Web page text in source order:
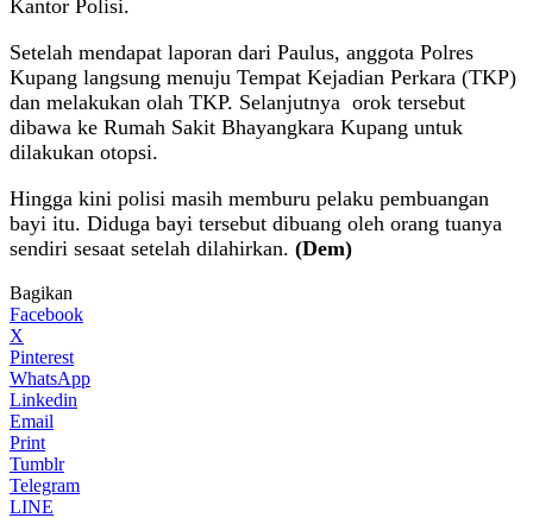
Kantor Polisi.
Setelah mendapat laporan dari Paulus, anggota Polres
Kupang langsung menuju Tempat Kejadian Perkara (TKP)
dan melakukan olah TKP. Selanjutnya orok tersebut
dibawa ke Rumah Sakit Bhayangkara Kupang untuk
dilakukan otopsi.
Hingga kini polisi masih memburu pelaku pembuangan
bayi itu. Diduga bayi tersebut dibuang oleh orang tuanya
sendiri sesaat setelah dilahirkan. (Dem)
Bagikan
Facebook
X
Pinterest
WhatsApp
Linkedin
Email
Print
Tumblr
Telegram
LINE